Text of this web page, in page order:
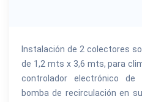
Instalación de 2 colectores
de 1,2 mts x 3,6 mts, para
controlador electrónico
bomba de recirculación en